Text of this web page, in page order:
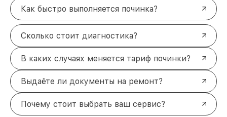
Как быстро выполняется починка?
Сколько стоит диагностика?
В каких случаях меняется тариф починки?
Выдаёте ли документы на ремонт?
Почему стоит выбрать ваш сервис?